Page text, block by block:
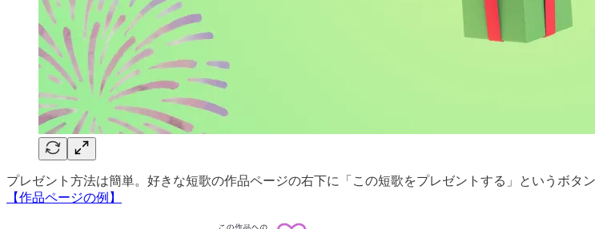
プレゼント方法は簡単。好きな短歌の作品ページの右下に「この短歌をプレゼントする」というボタ
【作品ページの例】